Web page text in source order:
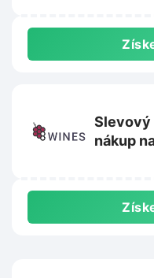
Slevový
nákup